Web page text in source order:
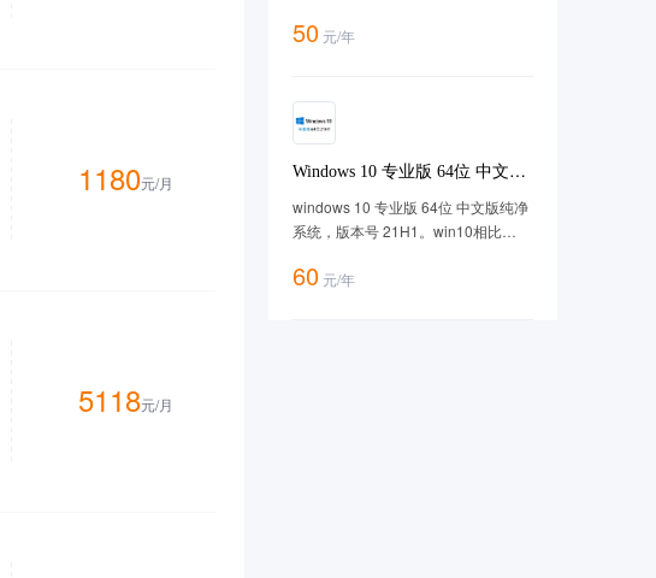
1180元/月
5118元/月
20H2， 系统版本及命名简称20H2，
50 元/年
Windows 10 专业版 64位 中文版
21H1版win10
windows 10 专业版 64位 中文版纯净
系统，版本号 21H1。win10相比
适用于任意场景。经过腾讯云漏扫无
60 元/年